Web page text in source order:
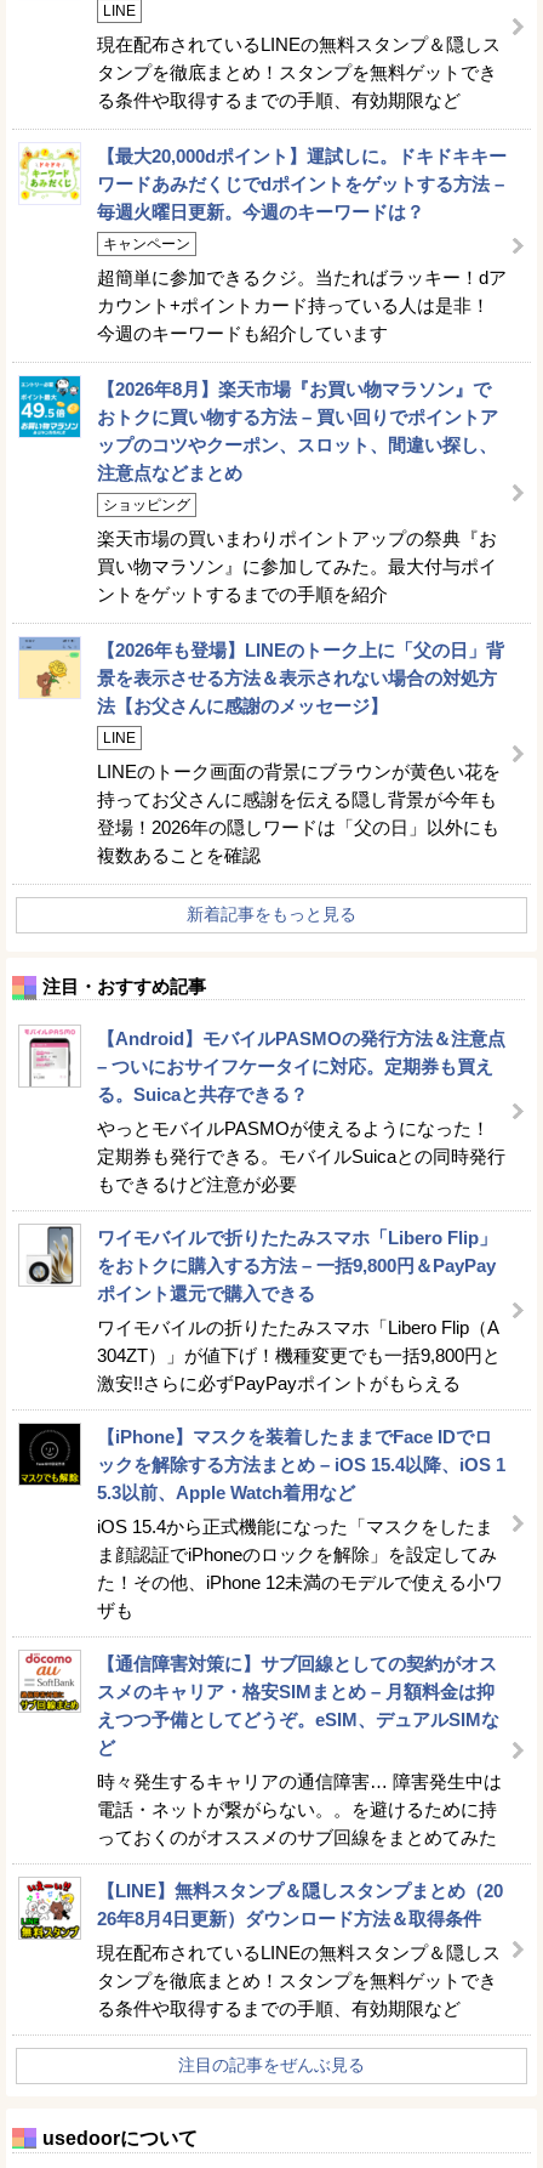
LINE
現在配布されているLINEの無料スタンプ＆隠しス
タンプを徹底まとめ！スタンプを無料ゲットでき
る条件や取得するまでの手順、有効期限など
【最大20,000dポイント】運試しに。ドキドキキー
ワードあみだくじでdポイントをゲットする方法 –
毎週火曜日更新。今週のキーワードは？
キャンペーン
超簡単に参加できるクジ。当たればラッキー！dア
カウント+ポイントカード持っている人は是非！
今週のキーワードも紹介しています
【2026年8月】楽天市場『お買い物マラソン』で
おトクに買い物する方法 – 買い回りでポイントア
ップのコツやクーポン、スロット、間違い探し、
注意点などまとめ
ショッピング
楽天市場の買いまわりポイントアップの祭典『お
買い物マラソン』に参加してみた。最大付与ポイ
ントをゲットするまでの手順を紹介
【2026年も登場】LINEのトーク上に「父の日」背
景を表示させる方法＆表示されない場合の対処方
法【お父さんに感謝のメッセージ】
LINE
LINEのトーク画面の背景にブラウンが黄色い花を
持ってお父さんに感謝を伝える隠し背景が今年も
登場！2026年の隠しワードは「父の日」以外にも
複数あることを確認
新着記事をもっと見る
注目・おすすめ記事
【Android】モバイルPASMOの発行方法＆注意点
– ついにおサイフケータイに対応。定期券も買え
る。Suicaと共存できる？
やっとモバイルPASMOが使えるようになった！
定期券も発行できる。モバイルSuicaとの同時発行
もできるけど注意が必要
ワイモバイルで折りたたみスマホ「Libero Flip」
をおトクに購入する方法 – 一括9,800円＆PayPay
ポイント還元で購入できる
ワイモバイルの折りたたみスマホ「Libero Flip（A
304ZT）」が値下げ！機種変更でも一括9,800円と
激安!!さらに必ずPayPayポイントがもらえる
【iPhone】マスクを装着したままでFace IDでロ
ックを解除する方法まとめ – iOS 15.4以降、iOS 1
5.3以前、Apple Watch着用など
iOS 15.4から正式機能になった「マスクをしたま
ま顔認証でiPhoneのロックを解除」を設定してみ
た！その他、iPhone 12未満のモデルで使える小ワ
ザも
【通信障害対策に】サブ回線としての契約がオス
スメのキャリア・格安SIMまとめ – 月額料金は抑
えつつ予備としてどうぞ。eSIM、デュアルSIMな
ど
時々発生するキャリアの通信障害… 障害発生中は
電話・ネットが繋がらない。。を避けるために持
っておくのがオススメのサブ回線をまとめてみた
【LINE】無料スタンプ＆隠しスタンプまとめ（20
26年8月4日更新）ダウンロード方法＆取得条件
現在配布されているLINEの無料スタンプ＆隠しス
タンプを徹底まとめ！スタンプを無料ゲットでき
る条件や取得するまでの手順、有効期限など
注目の記事をぜんぶ見る
usedoorについて